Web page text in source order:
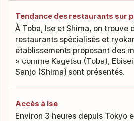
Tendance des restaurants sur
À Toba, Ise et Shima, on trouve
restaurants spécialisés et
établissements proposant des
» comme Kagetsu (Toba),
Sanjo (Shima) sont présentés.
Accès à Ise
Environ 3 heures depuis Tokyo